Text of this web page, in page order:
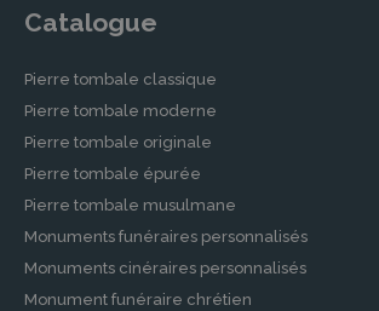
Catalogue
Pierre tombale classique
Pierre tombale moderne
Pierre tombale originale
Pierre tombale épurée
Pierre tombale musulmane
Monuments funéraires personnalisés
Monuments cinéraires personnalisés
Monument funéraire chrétien